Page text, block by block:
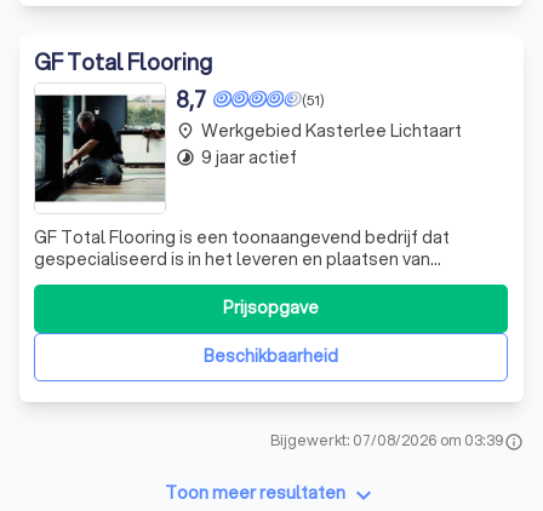
GF Total Flooring
(51)
8,7
GF Total Flooring is een toonaangevend bedrijf dat
gespecialiseerd is in het leveren en plaatsen van
hoogwaardige vloeren. Wij zijn trots op onze uitgebreide
ervaring en expertise in de vloerindustrie, die ons in staat
stelt om een breed scala aan vloeroplossingen aan te
bieden, van LVT tot egalisatBeschikbaarheid
Prijsopgave
place Werkgebied Kasterlee Lichtaart
timelapse 9 jaar actief
Bijgewerkt: 07/08/2026 om 03:39info
Toon meer resultaten keyboard_arrow_down